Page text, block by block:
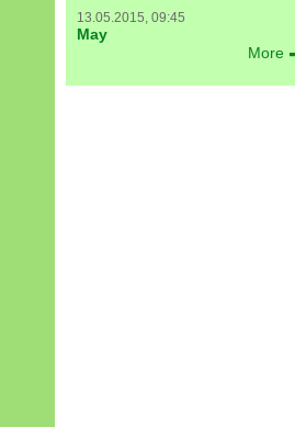
13.05.2015, 09:45
May
More